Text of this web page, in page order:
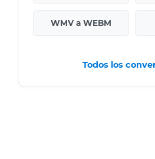
WMV a WEBM
Todos los